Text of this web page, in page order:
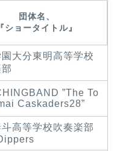
団体名、
『ショータイトル』
大分東明高等学校
”The To
Caskaders28”
高等学校吹奏楽部